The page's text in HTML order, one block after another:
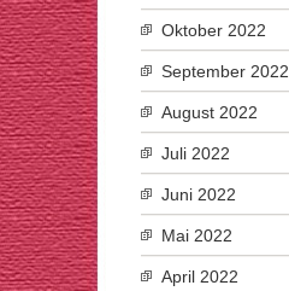
Oktober 2022
September 2022
August 2022
Juli 2022
Juni 2022
Mai 2022
April 2022